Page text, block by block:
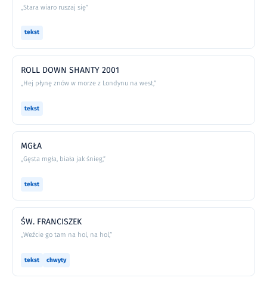
„Stara wiaro ruszaj się”
tekst
ROLL DOWN SHANTY 2001
„Hej płynę znów w morze z Londynu na west,”
tekst
MGŁA
„Gęsta mgła, biała jak śnieg,”
tekst
ŚW. FRANCISZEK
„Weźcie go tam na hol, na hol,”
tekst chwyty